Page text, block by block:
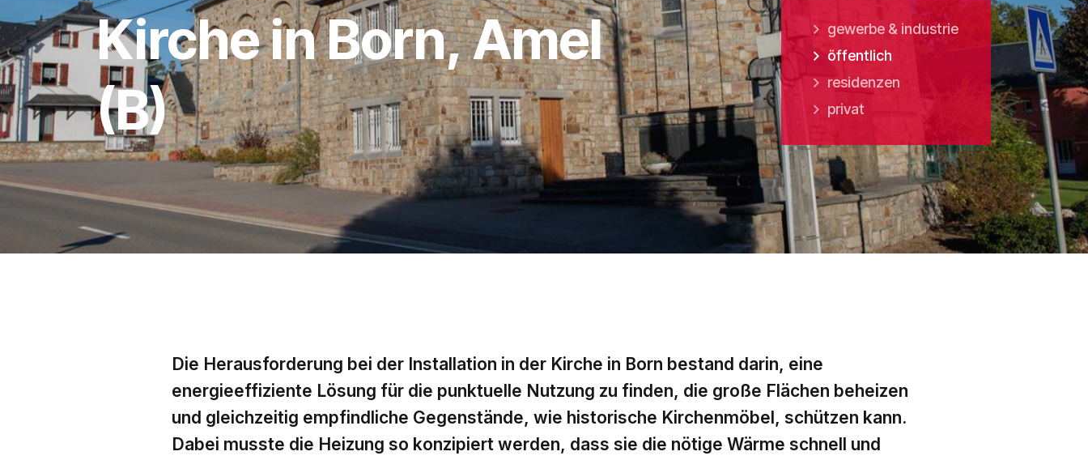
Kirche in Born, Amel
(B)
gewerbe & industrie
öffentlich
residenzen
privat
Die Herausforderung bei der Installation in der Kirche in Born bestand darin, eine
energieeffiziente Lösung für die punktuelle Nutzung zu finden, die große Flächen beheizen
und gleichzeitig empfindliche Gegenstände, wie historische Kirchenmöbel, schützen kann.
Dabei musste die Heizung so konzipiert werden, dass sie die nötige Wärme schnell und